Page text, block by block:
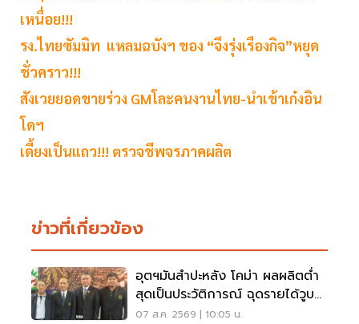
เหนื่อย!!!
รง.ไทยซัมมิท แหลมฉบังฯ ของ “จึงรุ่งเรืองกิจ”หยุด
ชั่วคราว!!!
สังเวยยอดขายร่วง GMโละคนงานไทย-นำเข้าเก๋งอิน
โดฯ
เดี้ยงเป็นแถว!!! ตรวจชีพจรภาคผลิต
ข่าวที่เกี่ยวข้อง
อุตฯมันสำปะหลัง โคม่า ผลผลิตต่ำ
สุดเป็นประวัติการณ์ ฉุดรายได้วูบ
กว่า 8.5 หมื่นล้าน
07 ส.ค. 2569 | 10:05 น.